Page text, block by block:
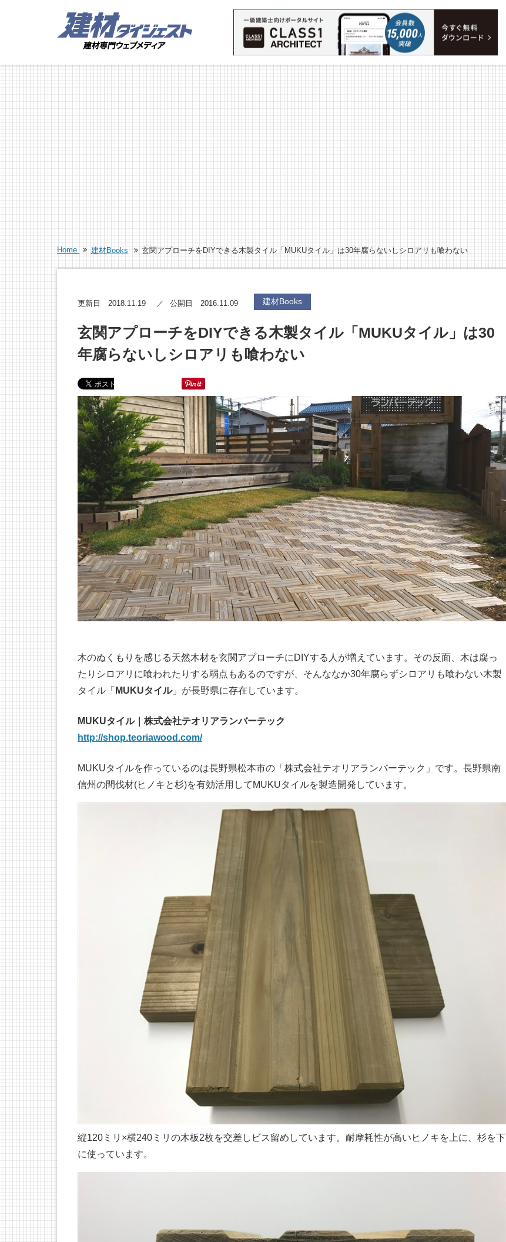
Home 建材Books 玄関アプローチをDIYできる木製タイル「MUKUタイル」は30年腐らないしシロアリも喰わない
更新日 2018.11.19 公開日 2016.11.09 建材Books
玄関アプローチをDIYできる木製タイル「MUKUタイル」は30
年腐らないしシロアリも喰わない
木のぬくもりを感じる天然木材を玄関アプローチにDIYする人が増えています。その反面、木は腐っ
たりシロアリに喰われたりする弱点もあるのですが、そんななか30年腐らずシロアリも喰わない木製
タイル「 MUKUタイル」が長野県に存在しています。
MUKUタイル｜株式会社テオリアランバーテック
http://shop.teoriawood.com/
MUKUタイルを作っているのは長野県松本市の「株式会社テオリアランバーテック」です。長野県南
信州の間伐材(ヒノキと杉)を有効活用してMUKUタイルを製造開発しています。
縦120ミリ×横240ミリの木板2枚を交差しビス留めしています。耐摩耗性が高いヒノキを上に、杉を下
に使っています。